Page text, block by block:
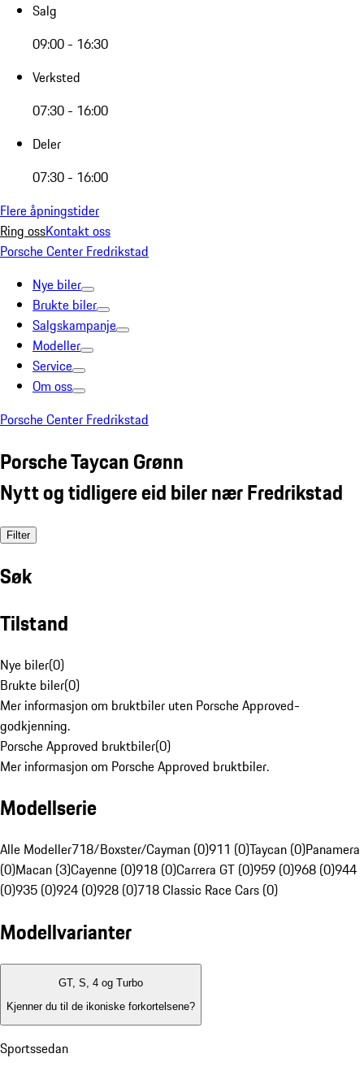
Salg
09:00 - 16:30
Verksted
07:30 - 16:00
Deler
07:30 - 16:00
Flere åpningstider
Ring ossKontakt oss
Porsche Center Fredrikstad
Nye biler
Brukte biler
Salgskampanje
Modeller
Service
Om oss
Porsche Center Fredrikstad
Porsche Taycan Grønn
Nytt og tidligere eid biler nær Fredrikstad
Filter
Søk
Tilstand
Nye biler(0)
Brukte biler(0)
Mer informasjon om bruktbiler uten Porsche Approved-
godkjenning.
Porsche Approved bruktbiler(0)
Mer informasjon om Porsche Approved bruktbiler.
Modellserie
Alle Modeller718/Boxster/Cayman (0)911 (0)Taycan (0)Panamera
(0)Macan (3)Cayenne (0)918 (0)Carrera GT (0)959 (0)968 (0)944
(0)935 (0)924 (0)928 (0)718 Classic Race Cars (0)
Modellvarianter
GT, S, 4 og Turbo
Kjenner du til de ikoniske forkortelsene?
Sportssedan